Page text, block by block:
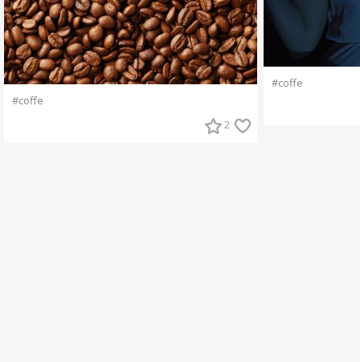
#coffe
2
#coffe